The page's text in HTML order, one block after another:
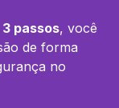
3 passos, você
de forma
no